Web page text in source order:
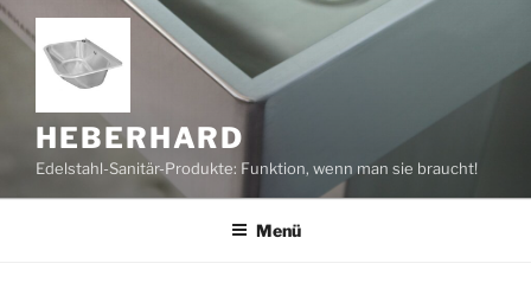
Zum
Inhalt
springen
HEBERHARD
Edelstahl-Sanitär-Produkte: Funktion, wenn man sie braucht!
Menü